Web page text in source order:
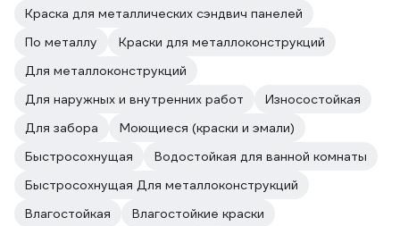
Краска для металлических сэндвич панелей
По металлу
Краски для металлоконструкций
Для металлоконструкций
Для наружных и внутренних работ
Износостойкая
Для забора
Моющиеся (краски и эмали)
Быстросохнущая
Водостойкая для ванной комнаты
Быстросохнущая Для металлоконструкций
Влагостойкая
Влагостойкие краски